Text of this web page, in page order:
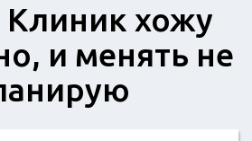
хожу
и менять не